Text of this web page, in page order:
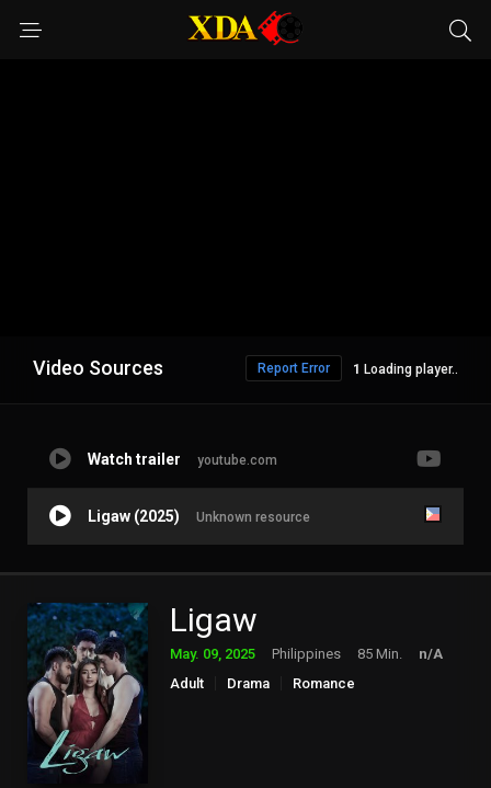
Video Sources 1 Loading player..
Report Error
Watch trailer youtube.com
Ligaw (2025) Unknown resource
Ligaw
May. 09, 2025 Philippines 85 Min.
n/A
Adult
Drama Romance